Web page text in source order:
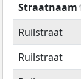
Straatnaam
Straatnaam
Ruilstraat
Ruilstraat